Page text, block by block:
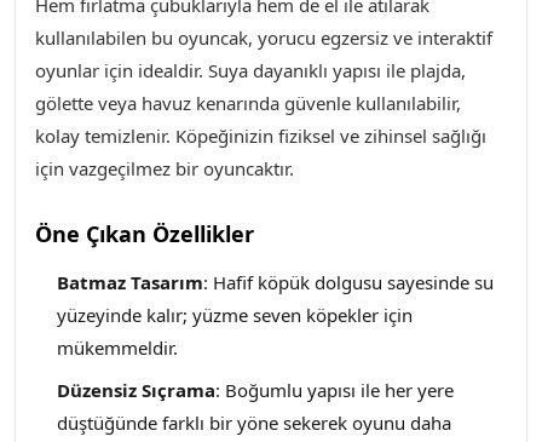
Hem fırlatma çubuklarıyla hem de el ile atılarak
kullanılabilen bu oyuncak, yorucu egzersiz ve interaktif
oyunlar için idealdir. Suya dayanıklı yapısı ile plajda,
gölette veya havuz kenarında güvenle kullanılabilir,
kolay temizlenir. Köpeğinizin fiziksel ve zihinsel sağlığı
için vazgeçilmez bir oyuncaktır.
Öne Çıkan Özellikler
Batmaz Tasarım: Hafif köpük dolgusu sayesinde su
yüzeyinde kalır; yüzme seven köpekler için
mükemmeldir.
Düzensiz Sıçrama: Boğumlu yapısı ile her yere
düştüğünde farklı bir yöne sekerek oyunu daha